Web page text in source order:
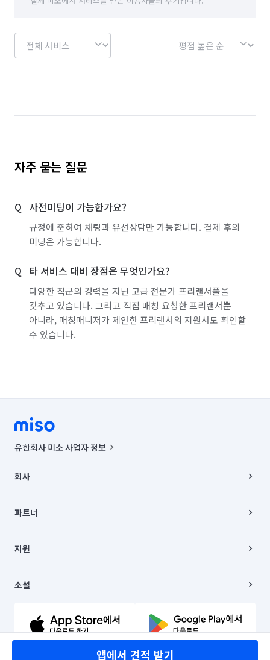
자주 묻는 질문
사전미팅이 가능한가요?
규정에 준하여 채팅과 유선상담만 가능합니다. 결제 후의
미팅은 가능합니다.
타 서비스 대비 장점은 무엇인가요?
다양한 직군의 경력을 지닌 고급 전문가 프리랜서풀을
갖추고 있습니다. 그리고 직접 매칭 요청한 프리랜서뿐
아니라, 매칭매니저가 제안한 프리랜서의 지원서도 확인할
수 있습니다.
앱에서 견적 받기
유한회사 미소 사업자 정보
00019 |
주소 | 본사: 서울특별시 종로구 율곡로 6(중학동, 트윈트리빌딩) B동 5층
컨택센터 : 서울특별시 종로구 수송동 율곡로 24, 7층, 8층 미소
상품, 상품정보, 거래에 관한 의무와 책임은 거래당사자에게 있습니다.
언론 보도 관련 문의:
© 유한회사 미소. Miso, Inc. All Rights Reserved.
회사
채용
파트너
이사
지원
이용약관
문의하기
소셜
유튜브